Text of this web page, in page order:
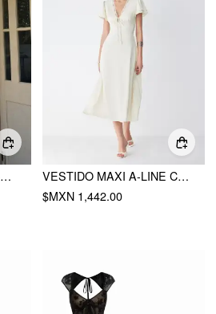
VESTIDO MINI TIPO A CON ESCOTE CUADRADO Y ENCAJE CON TEXTURA DE ALGODÓN, CON RIBETE DE ENCAJE
VESTIDO MAXI A-LINE CON ESCOTE EN V, ENCAJE Y LAZO AL FRENTE
$MXN 1,442.00